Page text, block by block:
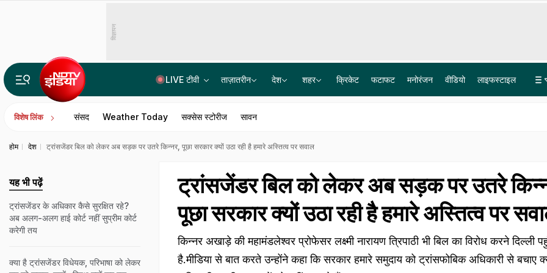
विज्ञापन
LIVE टीवी ताज़ातरीन देश शहर क्रिकेट फटाफट मनोरंजन वीडियो लाइफस्टाइल
विशेष लिंक संसद Weather Today सक्सेस स्टोरीज सावन
होम देश ट्रांसजेंडर बिल को लेकर अब सड़क पर उतरे किन्नर, पूछा सरकार क्यों उठा रही है हमारे अस्तित्व पर सवाल
ट्रांसजेंडर बिल को लेकर अब सड़क पर उतरे
पूछा सरकार क्यों उठा रही है हमारे अस्तित्व पर
किन्नर अखाड़े की महामंडलेश्वर प्रोफेसर लक्ष्मी नारायण त्रिपाठी भी बिल का विरोध करने दिल्ली
है.मीडिया से बात करते उन्होंने कहा कि सरकार हमारे समुदाय को ट्रांसफोबिक अधिकारी से बचाए
यह भी पढ़ें
ट्रांसजेंडर के अधिकार कैसे सुरक्षित रहे?
अब अलग-अलग हाई कोर्ट नहीं सुप्रीम कोर्ट
करेगी तय
क्‍या है ट्रांसजेंडर विधेयक, परिभाषा को लेकर